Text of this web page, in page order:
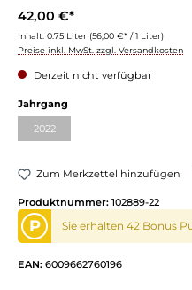
42,00 €*
Inhalt: 0.75 Liter (56,00 €* / 1 Liter)
Preise inkl. MwSt. zzgl. Versandkosten
Derzeit nicht verfügbar
Jahrgang
2022(Diese Option ist zurzeit nicht
Zum Merkzettel hinzufügen
Produktnummer: 102889-22
P Sie erhalten 42 Bonus
EAN: 6009662760196